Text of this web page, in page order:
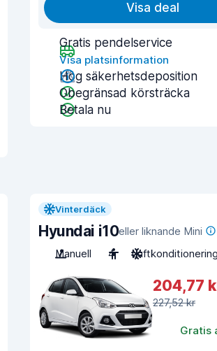
Visa deal
Gratis pendelservice
Visa platsinformation
Hög säkerhetsdeposition
Obegränsad körsträcka
Betala nu
Vinterdäck
Hyundai i10eller liknande Mini
Manuell
4 Luftkonditionering
204,77
227,52 kr
Gratis